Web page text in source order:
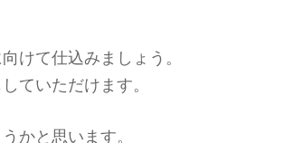
けて仕込みましょう。
ていただけます。
かと思います。